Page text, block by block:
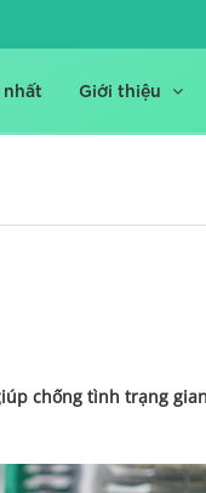
Giới thiệu
chống tình trạng